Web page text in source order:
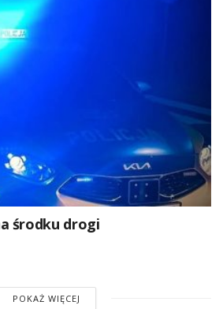
środku drogi
POKAŻ WIĘCEJ